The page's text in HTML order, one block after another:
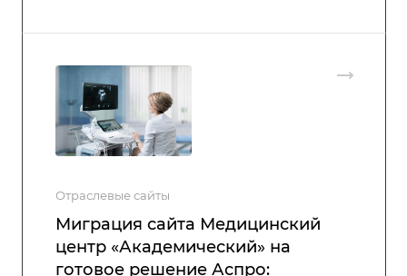
Отраслевые сайты
Миграция сайта Медицинский
центр «Академический» на
готовое решение Аспро: